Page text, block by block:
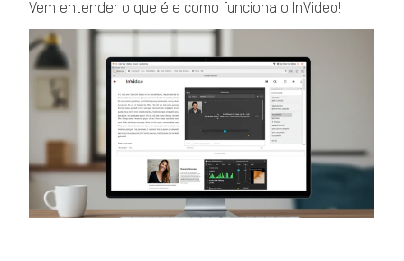
Vem entender o que é e como funciona o InVideo!